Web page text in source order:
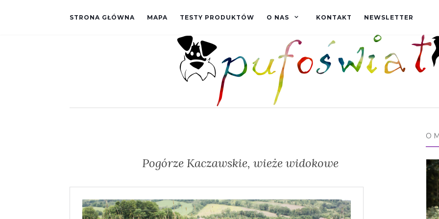
STRONA GŁÓWNA MAPA TESTY PRODUKTÓW O NAS KONTAKT NEWSLETTER
Pogórze Kaczawskie, wieże widokowe
O